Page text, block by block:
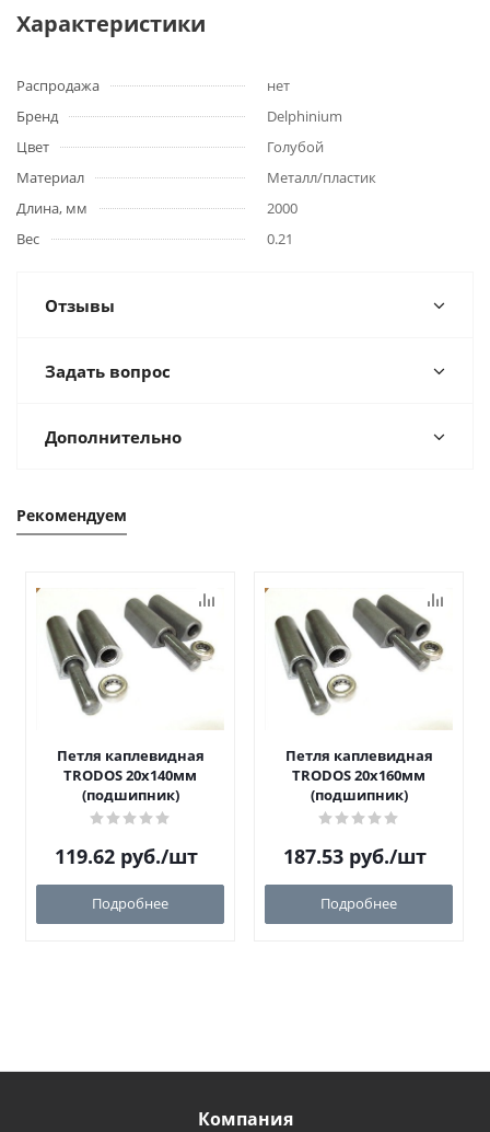
Характеристики
Распродажа
нет
Бренд
Delphinium
Цвет
Голубой
Материал
Металл/пластик
Длина, мм
2000
Вес
0.21
Отзывы
Задать вопрос
Дополнительно
Рекомендуем
Петля каплевидная
TRODOS 20х140мм
(подшипник)
119.62 руб./шт
Подробнее
Петля каплевидная
TRODOS 20х160мм
(подшипник)
187.53 руб./шт
Подробнее
Компания